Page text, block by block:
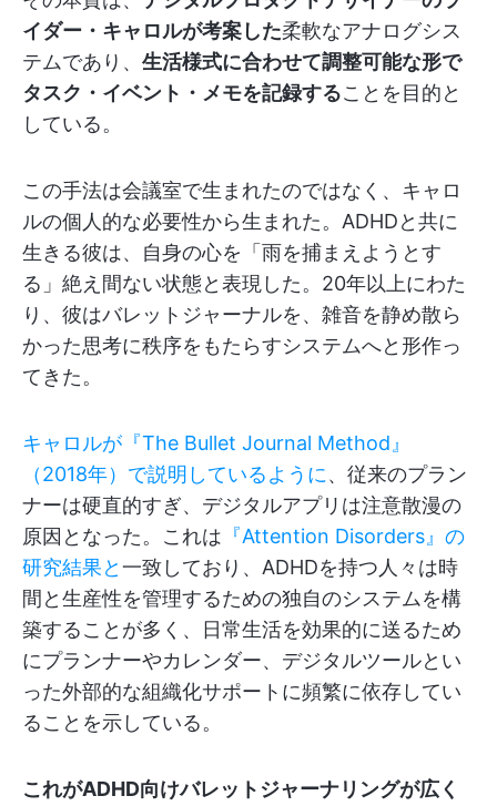
イダー・キャロルが考案した柔軟なアナログシス
テムであり、 生活様式に合わせて調整可能な形で
タスク・イベント・メモを記録することを目的と
している。
この手法は会議室で生まれたのではなく、キャロ
ルの個人的な必要性から生まれた。ADHDと共に
生きる彼は、自身の心を「雨を捕まえようとす
る」絶え間ない状態と表現した。20年以上にわた
り、彼はバレットジャーナルを、雑音を静め散ら
かった思考に秩序をもたらすシステムへと形作っ
てきた。
キャロルが『The Bullet Journal Method』
（2018年）で説明しているように、従来のプラン
ナーは硬直的すぎ、デジタルアプリは注意散漫の
原因となった。これは 『Attention Disorders』の
研究結果と一致しており、ADHDを持つ人々は時
間と生産性を管理するための独自のシステムを構
築することが多く、日常生活を効果的に送るため
にプランナーやカレンダー、デジタルツールとい
った外部的な組織化サポートに頻繁に依存してい
ることを示している。
これがADHD向けバレットジャーナリングが広く